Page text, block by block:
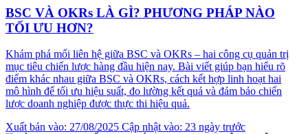
BSC VÀ OKRs LÀ GÌ? PHƯƠNG PHÁP NÀO
TỐI ƯU HƠN?
Khám phá mối liên hệ giữa BSC và OKRs – hai công cụ quản trị
mục tiêu chiến lược hàng đầu hiện nay. Bài viết giúp bạn hiểu rõ
điểm khác nhau giữa BSC và OKRs, cách kết hợp linh hoạt hai
mô hình để tối ưu hiệu suất, đo lường kết quả và đảm bảo chiến
lược doanh nghiệp được thực thi hiệu quả.
Xuất bản vào: 27/08/2025 Cập nhật vào: 23 ngày trước